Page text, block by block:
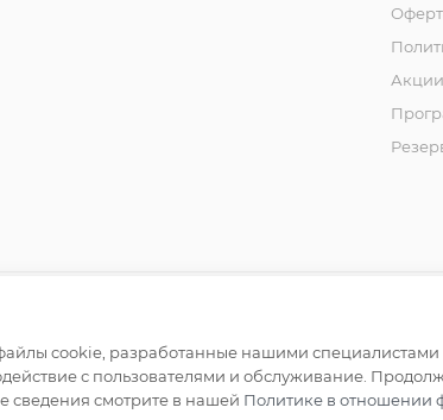
Акции
обуви и аксессуаров для женщин
cookie, разработанные нашими специалистами
с пользователями и обслуживание.
сведения смотрите в нашей Политике в отношении